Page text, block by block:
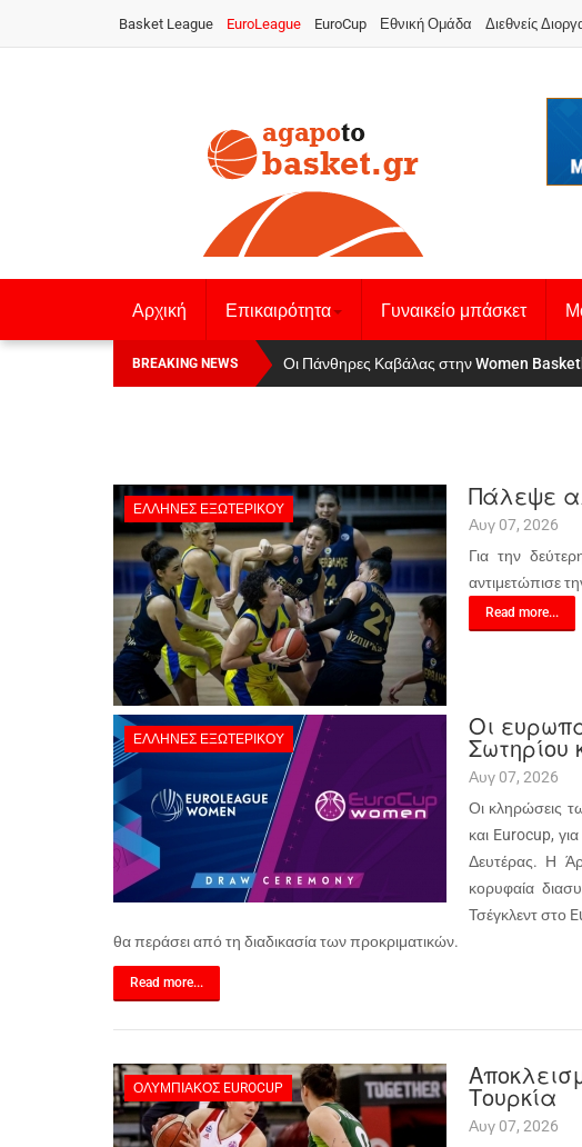
Basket League EuroLeague EuroCup Εθνική Ομάδα Διεθνείς
Αρχική Επικαιρότητα Γυναικείο μπάσκετ
BREAKING NEWS Οι Πάνθηρες Καβάλας στην Women
Αναχώρησε για τα Γιάννενα η Εθνική
ΈΛΛΗΝΕΣ ΕΞΩΤΕΡΙΚΟΎ Πάλεψε
Αυγ 07, 2026
Για την
αντιμετώπισε
Read more...
ΈΛΛΗΝΕΣ ΕΞΩΤΕΡΙΚΟΎ Οι
Σωτηρίου
Αυγ 07, 2026
Οι κληρώσεις
και Eurocup,
Δευτέρας. Η
κορυφαία
Τσέγκλεντ στο
θα περάσει από τη διαδικασία των προκριματικών.
Read more...
ΟΛΥΜΠΙΑΚΌΣ EUROCUP Τουρκία
Αυγ 07, 2026